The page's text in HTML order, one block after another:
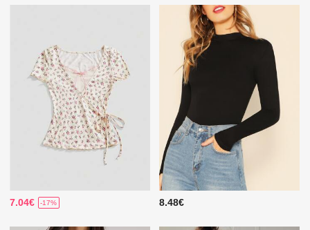
7.04€ -17% 8.48€